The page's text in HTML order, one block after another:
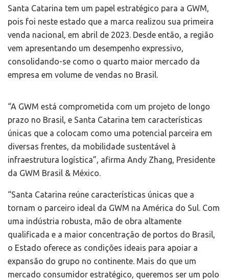
Santa Catarina tem um papel estratégico para a GWM,
pois foi neste estado que a marca realizou sua primeira
venda nacional, em abril de 2023. Desde então, a região
vem apresentando um desempenho expressivo,
consolidando-se como o quarto maior mercado da
empresa em volume de vendas no Brasil.
“A GWM está comprometida com um projeto de longo
prazo no Brasil, e Santa Catarina tem características
únicas que a colocam como uma potencial parceira em
diversas frentes, da mobilidade sustentável à
infraestrutura logística”, afirma Andy Zhang, Presidente
da GWM Brasil & México.
“Santa Catarina reúne características únicas que a
tornam o parceiro ideal da GWM na América do Sul. Com
uma indústria robusta, mão de obra altamente
qualificada e a maior concentração de portos do Brasil,
o Estado oferece as condições ideais para apoiar a
expansão do grupo no continente. Mais do que um
mercado consumidor estratégico, queremos ser um polo